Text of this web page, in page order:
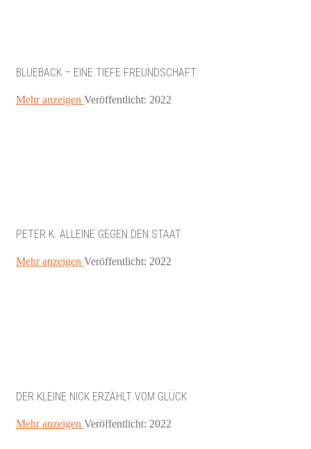
BLUEBACK – EINE TIEFE FREUNDSCHAFT
Mehr anzeigen Veröffentlicht: 2022
PETER K. ALLEINE GEGEN DEN STAAT
Mehr anzeigen Veröffentlicht: 2022
DER KLEINE NICK ERZÄHLT VOM GLÜCK
Mehr anzeigen Veröffentlicht: 2022